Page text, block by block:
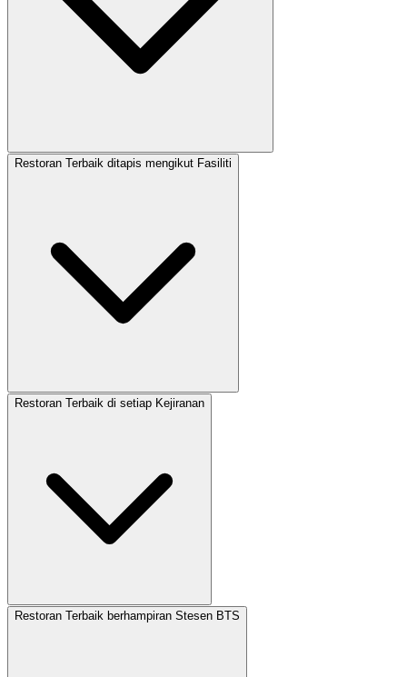
Restoran Terbaik ditapis mengikut Fasiliti
Restoran Terbaik di setiap Kejiranan
Restoran Terbaik berhampiran Stesen BTS